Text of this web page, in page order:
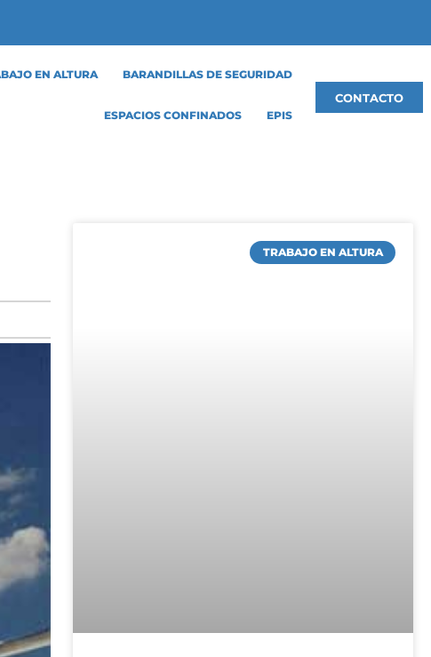
EN ALTURA BARANDILLAS DE SEGURIDAD
ESPACIOS CONFINADOS EPIS
CONTACTO
TRABAJO EN ALTURA